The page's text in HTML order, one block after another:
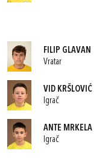
FILIP GLAVAN
Vratar
VID KRŠLOVIĆ
Igrač
ANTE MRKELA
Igrač